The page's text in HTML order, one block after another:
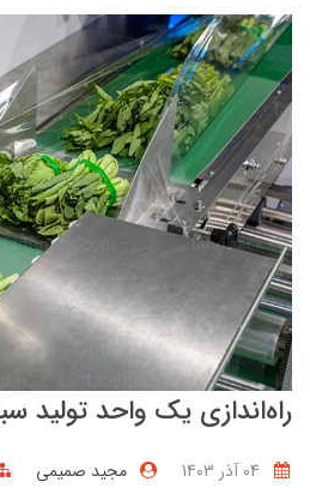
راه‌اندازی یک واحد
مجید صمیمی